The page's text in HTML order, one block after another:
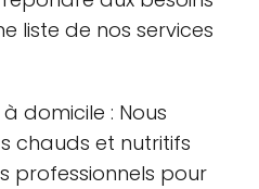
liste de nos services
domicile : Nous
chauds et nutritifs
professionnels pour